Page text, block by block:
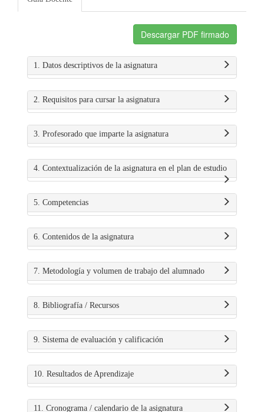
Descargar PDF firmado
1. Datos descriptivos de la asignatura
2. Requisitos para cursar la asignatura
3. Profesorado que imparte la asignatura
4. Contextualización de la asignatura en el plan de estudio
5. Competencias
6. Contenidos de la asignatura
7. Metodología y volumen de trabajo del alumnado
8. Bibliografía / Recursos
9. Sistema de evaluación y calificación
10. Resultados de Aprendizaje
11. Cronograma / calendario de la asignatura